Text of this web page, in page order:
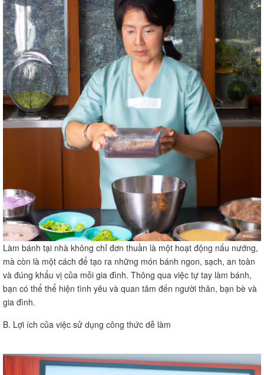
Làm bánh tại nhà không chỉ đơn thuần là một hoạt động nấu nướng,
mà còn là một cách để tạo ra những món bánh ngon, sạch, an toàn
và đúng khẩu vị của mỗi gia đình. Thông qua việc tự tay làm bánh,
bạn có thể thể hiện tình yêu và quan tâm đến người thân, bạn bè và
gia đình.
B. Lợi ích của việc sử dụng công thức dễ làm